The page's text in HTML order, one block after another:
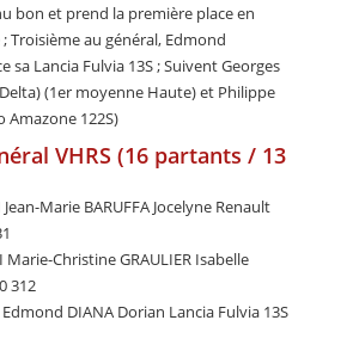
bon et prend la première place en
Troisième au général, Edmond
sa Lancia Fulvia 13S ; Suivent Georges
(1er moyenne Haute) et Philippe
Amazone 122S)
VHRS (16 partants / 13
Jean-Marie BARUFFA Jocelyne Renault
Marie-Christine GRAULIER Isabelle
312
Edmond DIANA Dorian Lancia Fulvia 13S